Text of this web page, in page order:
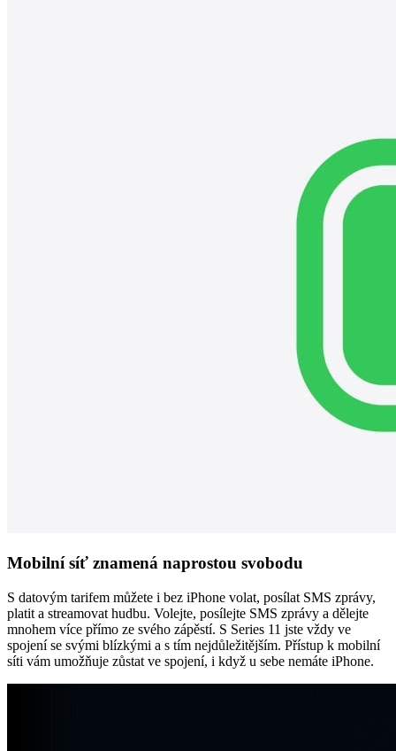
Mobilní síť znamená naprostou svobodu
S datovým tarifem můžete i bez iPhone volat, posílat SMS zprávy,
platit a streamovat hudbu. Volejte, posílejte SMS zprávy a dělejte
mnohem více přímo ze svého zápěstí. S Series 11 jste vždy ve
spojení se svými blízkými a s tím nejdůležitějším. Přístup k mobilní
síti vám umožňuje zůstat ve spojení, i když u sebe nemáte iPhone.